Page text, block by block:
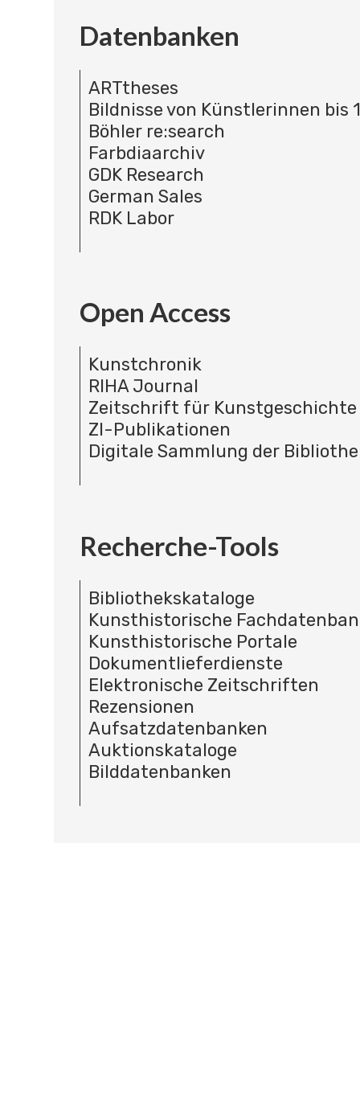
Datenbanken
ARTtheses
Bildnisse von Künstlerinnen bis
Böhler re:search
Farbdiaarchiv
GDK Research
German Sales
RDK Labor
Open Access
Kunstchronik
RIHA Journal
Zeitschrift für Kunstgeschichte
ZI-Publikationen
Digitale Sammlung der
Recherche-Tools
Bibliothekskataloge
Kunsthistorische
Kunsthistorische Portale
Dokumentlieferdienste
Elektronische Zeitschriften
Rezensionen
Aufsatzdatenbanken
Auktionskataloge
Bilddatenbanken